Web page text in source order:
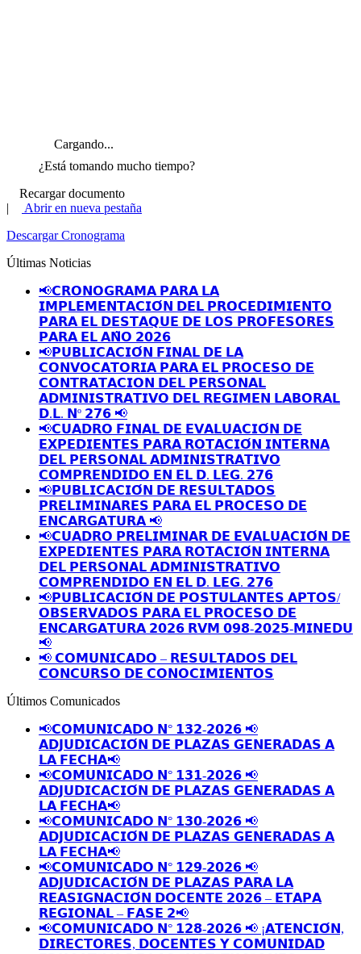
Cargando...
¿Está tomando mucho tiempo?
Recargar documento
|
Abrir en nueva pestaña
Descargar Cronograma
Últimas Noticias
📢𝗖𝗥𝗢𝗡𝗢𝗚𝗥𝗔𝗠𝗔 𝗣𝗔𝗥𝗔 𝗟𝗔
𝗜𝗠𝗣𝗟𝗘𝗠𝗘𝗡𝗧𝗔𝗖𝗜𝗢́𝗡 𝗗𝗘𝗟 𝗣𝗥𝗢𝗖𝗘𝗗𝗜𝗠𝗜𝗘𝗡𝗧𝗢
𝗣𝗔𝗥𝗔 𝗘𝗟 𝗗𝗘𝗦𝗧𝗔𝗤𝗨𝗘 𝗗𝗘 𝗟𝗢𝗦 𝗣𝗥𝗢𝗙𝗘𝗦𝗢𝗥𝗘𝗦
𝗣𝗔𝗥𝗔 𝗘𝗟 𝗔𝗡̃𝗢 𝟮𝟬𝟮𝟲
📢𝗣𝗨𝗕𝗟𝗜𝗖𝗔𝗖𝗜𝗢́𝗡 𝗙𝗜𝗡𝗔𝗟 𝗗𝗘 𝗟𝗔
𝗖𝗢𝗡𝗩𝗢𝗖𝗔𝗧𝗢𝗥𝗜𝗔 𝗣𝗔𝗥𝗔 𝗘𝗟 𝗣𝗥𝗢𝗖𝗘𝗦𝗢 𝗗𝗘
𝗖𝗢𝗡𝗧𝗥𝗔𝗧𝗔𝗖𝗜𝗢𝗡 𝗗𝗘𝗟 𝗣𝗘𝗥𝗦𝗢𝗡𝗔𝗟
𝗔𝗗𝗠𝗜𝗡𝗜𝗦𝗧𝗥𝗔𝗧𝗜𝗩𝗢 𝗗𝗘𝗟 𝗥𝗘𝗚𝗜𝗠𝗘𝗡 𝗟𝗔𝗕𝗢𝗥𝗔𝗟
𝗗.𝗟. 𝗡º 𝟮𝟳𝟲 📢
📢𝗖𝗨𝗔𝗗𝗥𝗢 𝗙𝗜𝗡𝗔𝗟 𝗗𝗘 𝗘𝗩𝗔𝗟𝗨𝗔𝗖𝗜𝗢́𝗡 𝗗𝗘
𝗘𝗫𝗣𝗘𝗗𝗜𝗘𝗡𝗧𝗘𝗦 𝗣𝗔𝗥𝗔 𝗥𝗢𝗧𝗔𝗖𝗜𝗢́𝗡 𝗜𝗡𝗧𝗘𝗥𝗡𝗔
𝗗𝗘𝗟 𝗣𝗘𝗥𝗦𝗢𝗡𝗔𝗟 𝗔𝗗𝗠𝗜𝗡𝗜𝗦𝗧𝗥𝗔𝗧𝗜𝗩𝗢
𝗖𝗢𝗠𝗣𝗥𝗘𝗡𝗗𝗜𝗗𝗢 𝗘𝗡 𝗘𝗟 𝗗. 𝗟𝗘𝗚. 𝟮𝟳𝟲
📢𝗣𝗨𝗕𝗟𝗜𝗖𝗔𝗖𝗜𝗢́𝗡 𝗗𝗘 𝗥𝗘𝗦𝗨𝗟𝗧𝗔𝗗𝗢𝗦
𝗣𝗥𝗘𝗟𝗜𝗠𝗜𝗡𝗔𝗥𝗘𝗦 𝗣𝗔𝗥𝗔 𝗘𝗟 𝗣𝗥𝗢𝗖𝗘𝗦𝗢 𝗗𝗘
𝗘𝗡𝗖𝗔𝗥𝗚𝗔𝗧𝗨𝗥𝗔 📢
📢𝗖𝗨𝗔𝗗𝗥𝗢 𝗣𝗥𝗘𝗟𝗜𝗠𝗜𝗡𝗔𝗥 𝗗𝗘 𝗘𝗩𝗔𝗟𝗨𝗔𝗖𝗜𝗢́𝗡 𝗗𝗘
𝗘𝗫𝗣𝗘𝗗𝗜𝗘𝗡𝗧𝗘𝗦 𝗣𝗔𝗥𝗔 𝗥𝗢𝗧𝗔𝗖𝗜𝗢́𝗡 𝗜𝗡𝗧𝗘𝗥𝗡𝗔
𝗗𝗘𝗟 𝗣𝗘𝗥𝗦𝗢𝗡𝗔𝗟 𝗔𝗗𝗠𝗜𝗡𝗜𝗦𝗧𝗥𝗔𝗧𝗜𝗩𝗢
𝗖𝗢𝗠𝗣𝗥𝗘𝗡𝗗𝗜𝗗𝗢 𝗘𝗡 𝗘𝗟 𝗗. 𝗟𝗘𝗚. 𝟮𝟳𝟲
📢𝗣𝗨𝗕𝗟𝗜𝗖𝗔𝗖𝗜𝗢́𝗡 𝗗𝗘 𝗣𝗢𝗦𝗧𝗨𝗟𝗔𝗡𝗧𝗘𝗦 𝗔𝗣𝗧𝗢𝗦/
𝗢𝗕𝗦𝗘𝗥𝗩𝗔𝗗𝗢𝗦 𝗣𝗔𝗥𝗔 𝗘𝗟 𝗣𝗥𝗢𝗖𝗘𝗦𝗢 𝗗𝗘
𝗘𝗡𝗖𝗔𝗥𝗚𝗔𝗧𝗨𝗥𝗔 𝟮𝟬𝟮𝟲 𝗥𝗩𝗠 𝟬𝟵𝟴-𝟮𝟬𝟮𝟱-𝗠𝗜𝗡𝗘𝗗𝗨
📢
📢 𝗖𝗢𝗠𝗨𝗡𝗜𝗖𝗔𝗗𝗢 – 𝗥𝗘𝗦𝗨𝗟𝗧𝗔𝗗𝗢𝗦 𝗗𝗘𝗟
𝗖𝗢𝗡𝗖𝗨𝗥𝗦𝗢 𝗗𝗘 𝗖𝗢𝗡𝗢𝗖𝗜𝗠𝗜𝗘𝗡𝗧𝗢𝗦
Últimos Comunicados
📢𝗖𝗢𝗠𝗨𝗡𝗜𝗖𝗔𝗗𝗢 𝗡° 𝟭𝟯𝟮-𝟮𝟬𝟮𝟲 📢
𝗔𝗗𝗝𝗨𝗗𝗜𝗖𝗔𝗖𝗜𝗢́𝗡 𝗗𝗘 𝗣𝗟𝗔𝗭𝗔𝗦 𝗚𝗘𝗡𝗘𝗥𝗔𝗗𝗔𝗦 𝗔
𝗟𝗔 𝗙𝗘𝗖𝗛𝗔📢
📢𝗖𝗢𝗠𝗨𝗡𝗜𝗖𝗔𝗗𝗢 𝗡° 𝟭𝟯𝟭-𝟮𝟬𝟮𝟲 📢
𝗔𝗗𝗝𝗨𝗗𝗜𝗖𝗔𝗖𝗜𝗢́𝗡 𝗗𝗘 𝗣𝗟𝗔𝗭𝗔𝗦 𝗚𝗘𝗡𝗘𝗥𝗔𝗗𝗔𝗦 𝗔
𝗟𝗔 𝗙𝗘𝗖𝗛𝗔📢
📢𝗖𝗢𝗠𝗨𝗡𝗜𝗖𝗔𝗗𝗢 𝗡° 𝟭𝟯𝟬-𝟮𝟬𝟮𝟲 📢
𝗔𝗗𝗝𝗨𝗗𝗜𝗖𝗔𝗖𝗜𝗢́𝗡 𝗗𝗘 𝗣𝗟𝗔𝗭𝗔𝗦 𝗚𝗘𝗡𝗘𝗥𝗔𝗗𝗔𝗦 𝗔
𝗟𝗔 𝗙𝗘𝗖𝗛𝗔📢
📢𝗖𝗢𝗠𝗨𝗡𝗜𝗖𝗔𝗗𝗢 𝗡° 𝟭𝟮𝟵-𝟮𝟬𝟮𝟲 📢
𝗔𝗗𝗝𝗨𝗗𝗜𝗖𝗔𝗖𝗜𝗢́𝗡 𝗗𝗘 𝗣𝗟𝗔𝗭𝗔𝗦 𝗣𝗔𝗥𝗔 𝗟𝗔
𝗥𝗘𝗔𝗦𝗜𝗚𝗡𝗔𝗖𝗜𝗢́𝗡 𝗗𝗢𝗖𝗘𝗡𝗧𝗘 𝟮𝟬𝟮𝟲 – 𝗘𝗧𝗔𝗣𝗔
𝗥𝗘𝗚𝗜𝗢𝗡𝗔𝗟 – 𝗙𝗔𝗦𝗘 𝟮📢
📢𝗖𝗢𝗠𝗨𝗡𝗜𝗖𝗔𝗗𝗢 𝗡° 𝟭𝟮𝟴-𝟮𝟬𝟮𝟲 📢 ¡𝗔𝗧𝗘𝗡𝗖𝗜𝗢́𝗡,
𝗗𝗜𝗥𝗘𝗖𝗧𝗢𝗥𝗘𝗦, 𝗗𝗢𝗖𝗘𝗡𝗧𝗘𝗦 𝗬 𝗖𝗢𝗠𝗨𝗡𝗜𝗗𝗔𝗗